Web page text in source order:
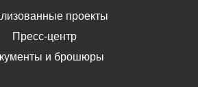
проекты
Пресс-центр
и брошюры